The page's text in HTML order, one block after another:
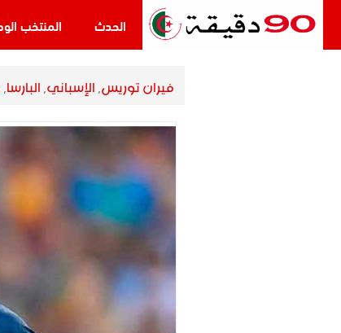
الحدث المنتخب
​ ​فيران توريس,الإسباني,البارسا,